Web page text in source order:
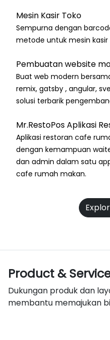
Mesin Kasir Toko
Sempurna dengan
metode untuk mesin
Pembuatan website
Buat web modern
remix, gatsby , angular,
solusi terbarik
Mr.RestoPos Aplikasi
Aplikasi restoran cafe
dengan kemampuan
dan admin dalam satu
cafe rumah makan.
Product &
Dukungan produk dan
membantu memajukan